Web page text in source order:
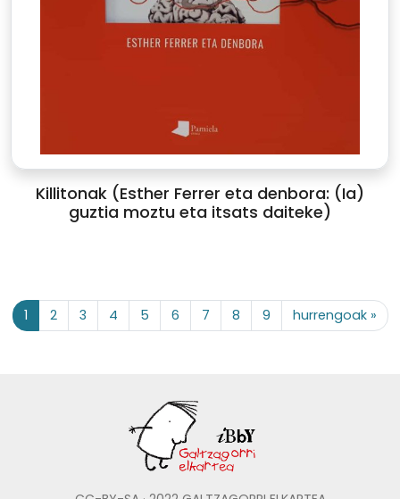
Killitonak (Esther Ferrer eta denbora: (Ia)
guztia moztu eta itsats daiteke)
1 2 3 4 5 6 7 8 9 hurrengoak »